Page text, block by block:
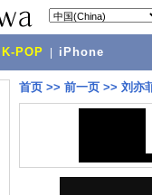
K-POP iPhone
首页 >> 前一页 >> 刘亦